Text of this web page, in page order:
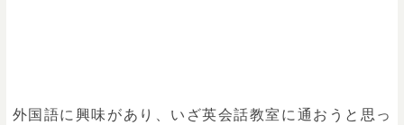
外国語に興味があり、いざ英会話教室に通おうと思っ